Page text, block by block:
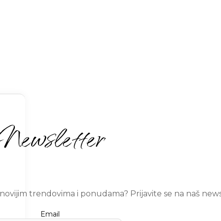
trendovima i ponudama? Prijavite se na naš
Email